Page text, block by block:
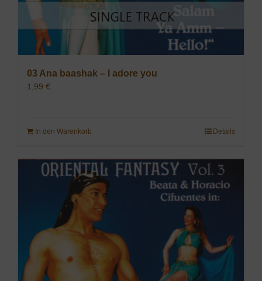
03 Ana baashak – I adore you
1,99 €
In den Warenkorb Details